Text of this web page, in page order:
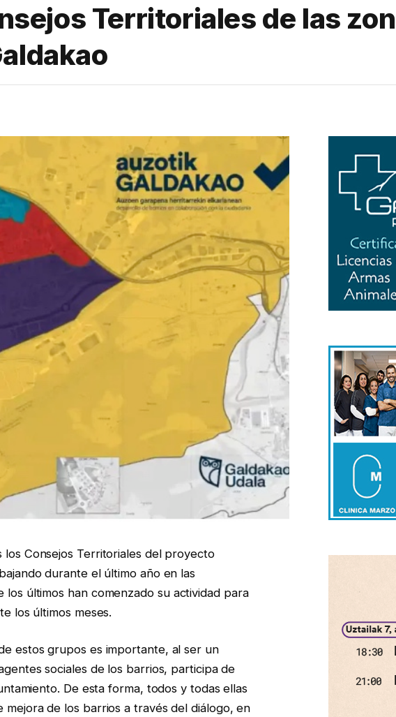
Territoriales de las
Consejos Territoriales del proyecto
durante el último año en las
últimos han comenzado su actividad para
los últimos meses.
estos grupos es importante, al ser un
sociales de los barrios, participa de
De esta forma, todos y todas ellas
de los barrios a través del diálogo, en